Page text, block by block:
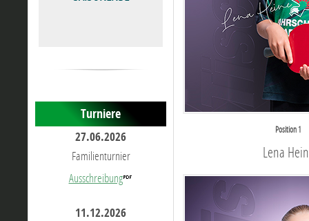
Turniere
27.06.2026
Familienturnier
Ausschreibung
11.12.2026
Position 1
Lena